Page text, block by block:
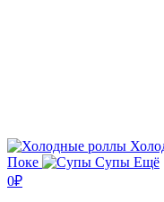
Поке
Супы Ещё
0₽